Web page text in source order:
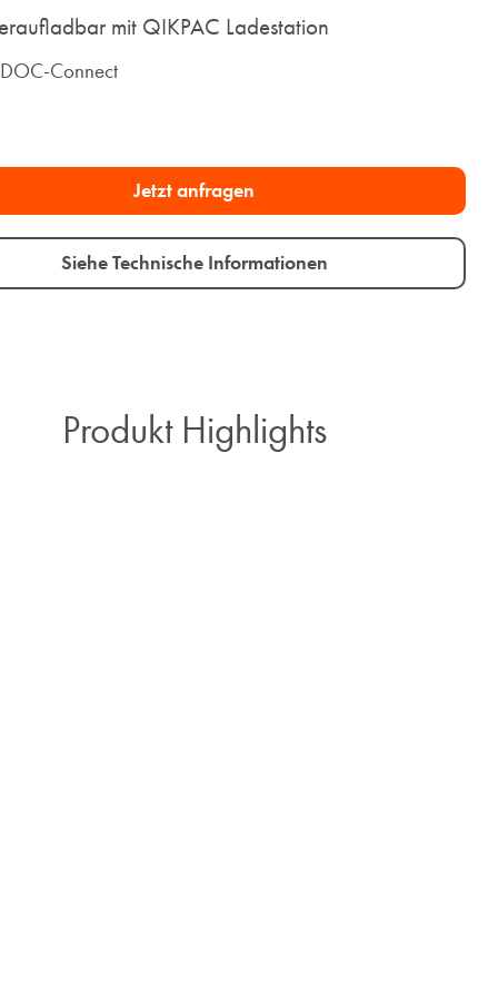
mit QIKPAC Ladestation
Connect
Jetzt anfragen​
Siehe Technische Informationen
Produkt Highlights​